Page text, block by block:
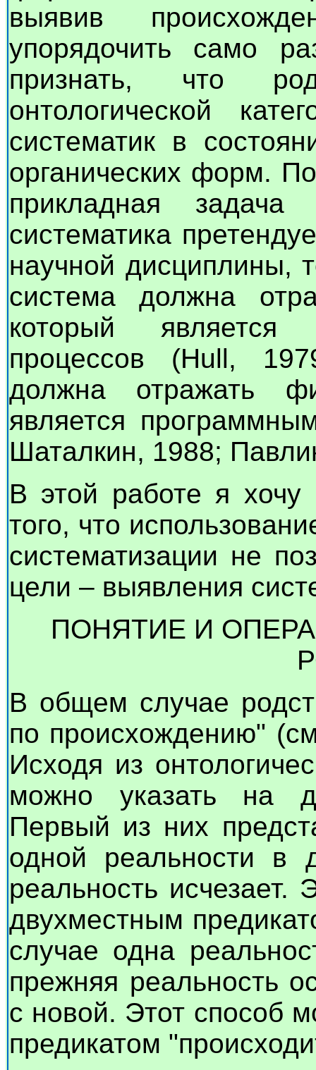
выявив
упорядочить само
признать, что
онтологической
систематик в
органических форм.
прикладная
систематика
научной дисциплины,
система должна
который является
процессов (Hull,
должна отражать
является
Шаталкин, 1988;
В этой работе я хочу
того, что
систематизации не
цели – выявления
ПОНЯТИЕ И
В общем случае
по происхождению"
Исходя из
можно указать на
Первый из них
одной реальности в
реальность исчезает.
двухместным
случае одна
прежняя реальность
с новой. Этот способ
предикатом